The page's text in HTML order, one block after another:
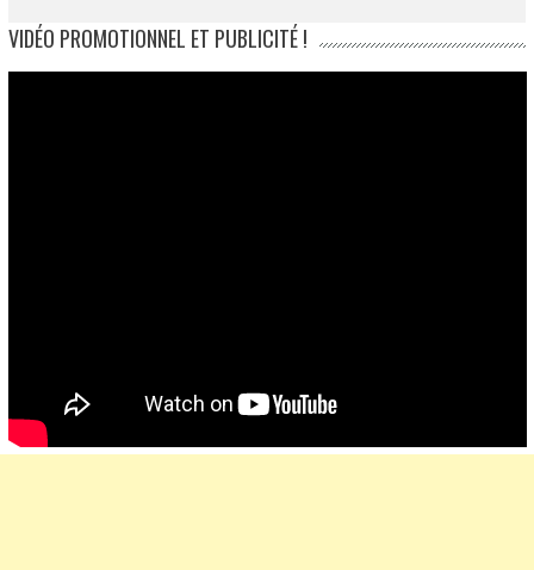
VIDÉO PROMOTIONNEL ET PUBLICITÉ !